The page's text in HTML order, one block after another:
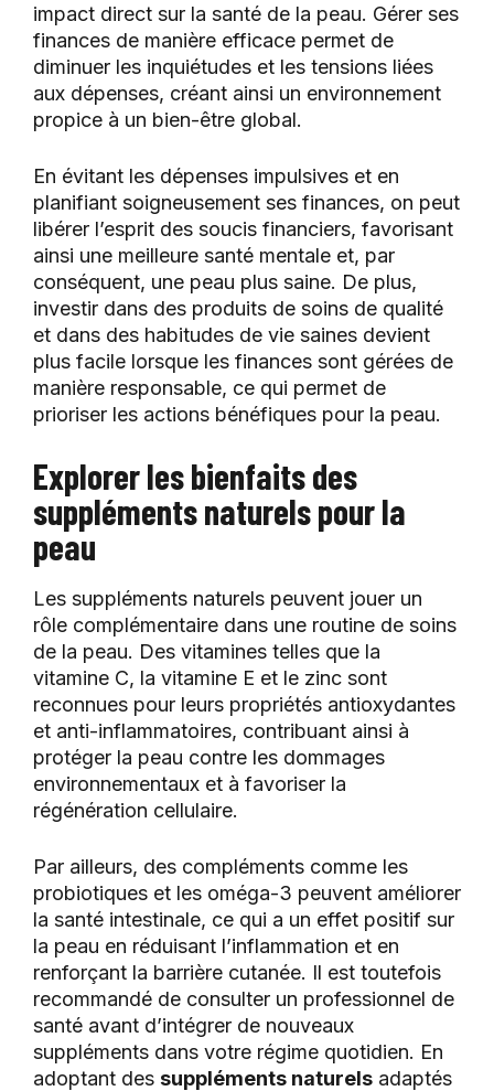
impact direct sur la santé de la peau. Gérer ses
finances de manière efficace permet de
diminuer les inquiétudes et les tensions liées
aux dépenses, créant ainsi un environnement
propice à un bien-être global.
En évitant les dépenses impulsives et en
planifiant soigneusement ses finances, on peut
libérer l’esprit des soucis financiers, favorisant
ainsi une meilleure santé mentale et, par
conséquent, une peau plus saine. De plus,
investir dans des produits de soins de qualité
et dans des habitudes de vie saines devient
plus facile lorsque les finances sont gérées de
manière responsable, ce qui permet de
prioriser les actions bénéfiques pour la peau.
Explorer les bienfaits des
suppléments naturels pour la
peau
Les suppléments naturels peuvent jouer un
rôle complémentaire dans une routine de soins
de la peau. Des vitamines telles que la
vitamine C, la vitamine E et le zinc sont
reconnues pour leurs propriétés antioxydantes
et anti-inflammatoires, contribuant ainsi à
protéger la peau contre les dommages
environnementaux et à favoriser la
régénération cellulaire.
Par ailleurs, des compléments comme les
probiotiques et les oméga-3 peuvent améliorer
la santé intestinale, ce qui a un effet positif sur
la peau en réduisant l’inflammation et en
renforçant la barrière cutanée. Il est toutefois
recommandé de consulter un professionnel de
santé avant d’intégrer de nouveaux
suppléments dans votre régime quotidien. En
adoptant des suppléments naturels adaptés